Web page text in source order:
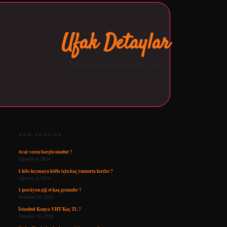
Ufak Detaylar
SON YAZILAR
Aval veren borçlu mudur ?
Ağustos 4, 2026
1 kilo kıymaya köfte için kaç yumurta kırılır ?
Ağustos 3, 2026
1 porsiyon çiğ et kaç gramdır ?
Temmuz 30, 2026
İstanbul Konya YHT Kaç TL ?
Temmuz 30, 2026